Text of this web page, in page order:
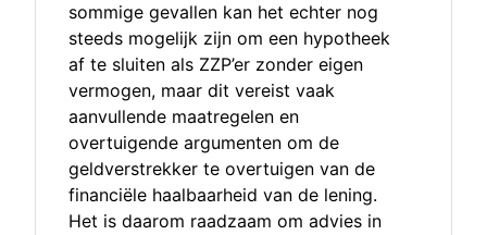
sommige gevallen kan het echter nog
steeds mogelijk zijn om een hypotheek
af te sluiten als ZZP’er zonder eigen
vermogen, maar dit vereist vaak
aanvullende maatregelen en
overtuigende argumenten om de
geldverstrekker te overtuigen van de
financiële haalbaarheid van de lening.
Het is daarom raadzaam om advies in